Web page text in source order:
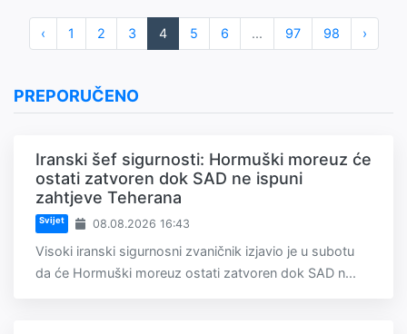
‹ 1 2 3 4 5 6 ... 97 98 ›
PREPORUČENO
Iranski šef sigurnosti: Hormuški moreuz će
ostati zatvoren dok SAD ne ispuni
zahtjeve Teherana
Svijet 08.08.2026 16:43
Visoki iranski sigurnosni zvaničnik izjavio je u subotu
da će Hormuški moreuz ostati zatvoren dok SAD n...